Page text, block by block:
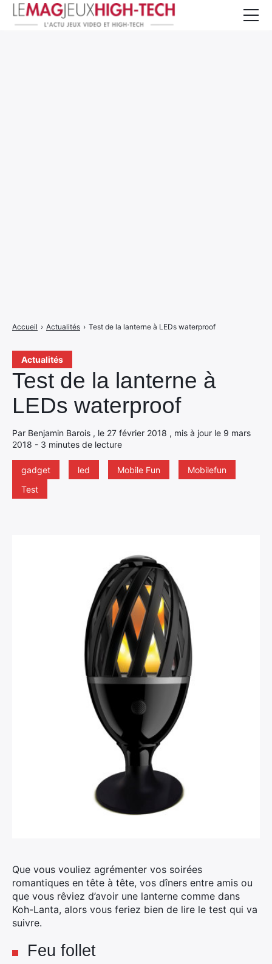
Actualités
Test de la lanterne à
LEDs waterproof
Par Benjamin Barois , le 27 février 2018 , mis à jour le 9 mars
2018 - 3 minutes de lecture
gadget led Mobile Fun
Mobilefun
Test
Accueil › Actualités › Test de la lanterne à LEDs waterproof
Que vous vouliez agrémenter vos soirées
romantiques en tête à tête, vos dîners entre amis ou
que vous rêviez d’avoir une lanterne comme dans
Koh-Lanta, alors vous feriez bien de lire le test qui va
suivre.
Feu follet